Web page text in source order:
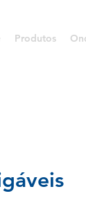
Produtos